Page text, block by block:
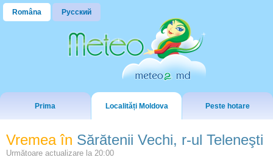
Româna Русский
Prima Localități Moldova Peste hotare
Vremea în Sărătenii Vechi, r-ul Teleneşti
Următoare actualizare la 20:00